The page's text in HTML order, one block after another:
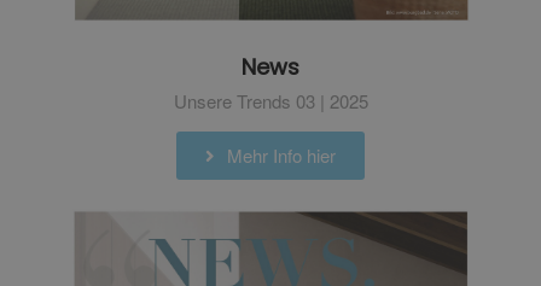
News
Unsere Trends 03 | 2025
Mehr Info hier